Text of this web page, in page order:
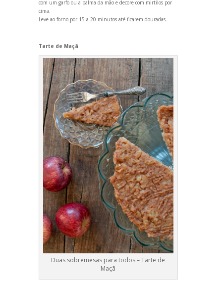
com um garfo ou a palma da mão e decore com mirtilos por
cima.
Leve ao forno por 15 a 20 minutos até ficarem douradas.
Tarte de Maçã
Duas sobremesas para todos – Tarte de
Maçã